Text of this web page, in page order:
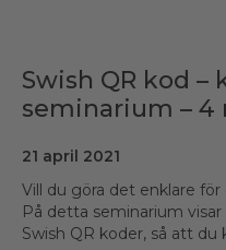
Swish QR kod
seminarium – 4
21 april 2021
Vill du göra det enklare
På detta seminarium
Swish QR koder, så att du